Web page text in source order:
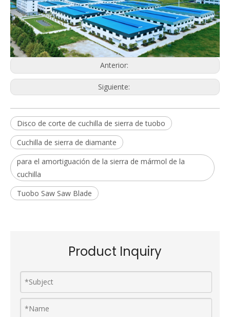
Anterior:
Siguiente:
Disco de corte de cuchilla de sierra de tuobo
Cuchilla de sierra de diamante
para el amortiguación de la sierra de mármol de la
cuchilla
Tuobo Saw Saw Blade
Product Inquiry